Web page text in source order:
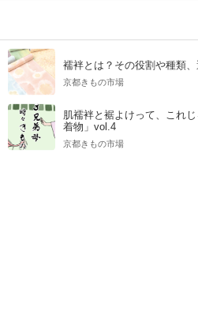
襦袢とは？その役割や種類、
京都きもの市場
肌襦袢と裾よけって、これ
着物」vol.4
京都きもの市場